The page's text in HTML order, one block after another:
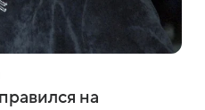
на